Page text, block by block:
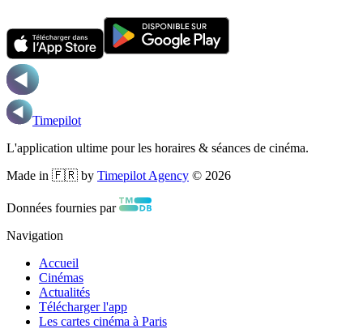
Timepilot
L'application ultime pour les horaires & séances de cinéma.
Made in 🇫🇷 by Timepilot Agency © 2026
Données fournies par
Navigation
Accueil
Cinémas
Actualités
Télécharger l'app
Les cartes cinéma à Paris